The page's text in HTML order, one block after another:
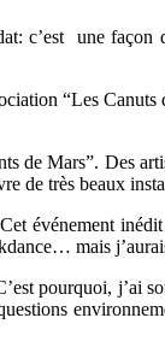
c’est une
“Les
Mars”. Des
de très beaux
événement
mais
pourquoi, j’ai